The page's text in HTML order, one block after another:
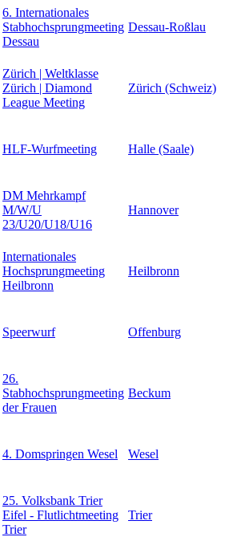
6. Internationales
Stabhochsprungmeeting
Dessau
Dessau-Roßlau
Zürich | Weltklasse
Zürich | Diamond
League Meeting
Zürich (Schweiz)
HLF-Wurfmeeting Halle (Saale)
DM Mehrkampf
M/W/U
23/U20/U18/U16
Hannover
Internationales
Hochsprungmeeting
Heilbronn
Heilbronn
Speerwurf Offenburg
26.
Stabhochsprungmeeting
der Frauen
Beckum
4. Domspringen Wesel Wesel
25. Volksbank Trier
Eifel - Flutlichtmeeting
Trier
Trier